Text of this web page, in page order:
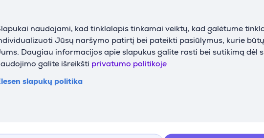
naudojami, kad tinklalapis tinkamai veiktų, kad galėtume
Jūsų naršymo patirtį bei pateikti pasiūlymus, kurie
Daugiau informacijos apie slapukus galite rasti bei sutikimą dėl
galite išreikšti privatumo politikoje
slapukų politika
diodas